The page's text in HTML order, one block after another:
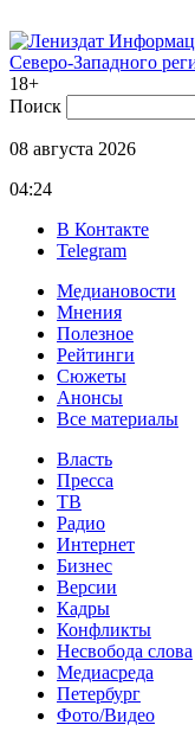
Северо-Западного
18+
Поиск
08 августа 2026
04:24
В Контакте
Telegram
Медиановости
Мнения
Полезное
Рейтинги
Сюжеты
Анонсы
Все материалы
Власть
Пресса
ТВ
Радио
Интернет
Бизнес
Версии
Кадры
Конфликты
Несвобода слова
Медиасреда
Петербург
Фото/Видео